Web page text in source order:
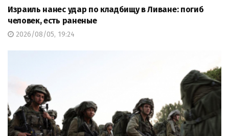
Израиль нанес удар по кладбищу в Ливане: погиб
человек, есть раненые
2026/08/05, 19:24